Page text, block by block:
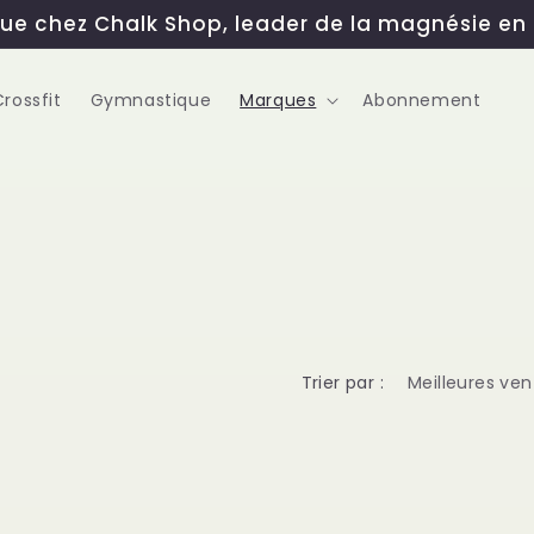
chez Chalk Shop, leader de la magnésie en
Gymnastique Marques Abonnement
Trier par :